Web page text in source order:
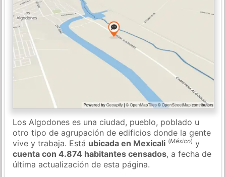
Los Algodones es una ciudad, pueblo, poblado u
otro tipo de agrupación de edificios donde la gente
vive y trabaja. Está ubicada en Mexicali (México) y
cuenta con 4.874 habitantes censados, a fecha de
última actualización de esta página.